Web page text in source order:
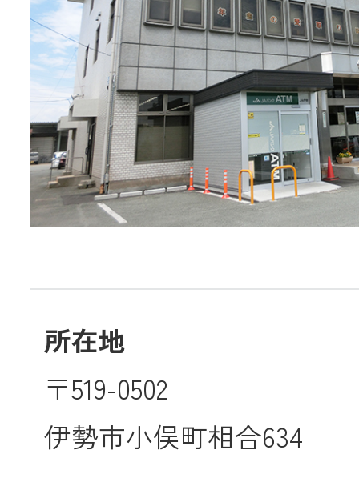
くらし
JA伊勢について
所在地
〒519-0502
伊勢市小俣町相合634